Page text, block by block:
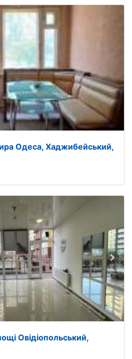
Одеса, Хаджибейський,
Овідіопольський,